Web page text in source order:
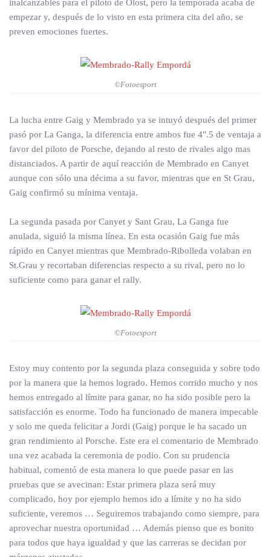
inalcanzables para el piloto de Olost, pero la temporada acaba de
empezar y, después de lo visto en esta primera cita del año, se
preven emociones fuertes.
©Fotoesport
La lucha entre Gaig y Membrado ya se intuyó después del primer
pasó por La Ganga, la diferencia entre ambos fue 4″.5 de ventaja a
favor del piloto de Porsche, dejando al resto de rivales algo mas
distanciados. A partir de aquí reacción de Membrado en Canyet
aunque con sólo una décima a su favor, mientras que en St Grau,
Gaig confirmó su mínima ventaja.
La segunda pasada por Canyet y Sant Grau, La Ganga fue
anulada, siguió la misma línea. En esta ocasión Gaig fue más
rápido en Canyet mientras que Membrado-Ribolleda volaban en
St.Grau y recortaban diferencias respecto a su rival, pero no lo
suficiente como para ganar el rally.
©Fotoesport
Estoy muy contento por la segunda plaza conseguida y sobre todo
por la manera que la hemos logrado. Hemos corrido mucho y nos
hemos entregado al límite para ganar, no ha sido posible pero la
satisfacción es enorme. Todo ha funcionado de manera impecable
y solo me queda felicitar a Jordi (Gaig) porque le ha sacado un
gran rendimiento al Porsche. Este era el comentario de Membrado
una vez acabada la ceremonia de podio. Con su prudencia
habitual, comentó de esta manera lo que puede pasar en las
pruebas que se avecinan: Estar primera plaza será muy
complicado, hoy por ejemplo hemos ido a límite y no ha sido
suficiente, veremos … Seguiremos trabajando como siempre, para
aprovechar nuestra oportunidad … Además pienso que es bonito
para todos que haya igualdad y que las carreras se decidan por